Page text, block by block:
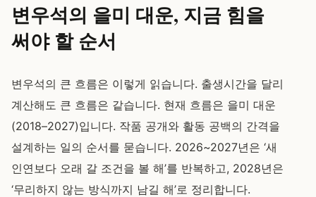
변우석의 을미 대운, 지금 힘을
써야 할 순서
변우석의 큰 흐름은 이렇게 읽습니다. 출생시간을 달리
계산해도 큰 흐름은 같습니다. 현재 흐름은 을미 대운
(2018–2027)입니다. 작품 공개와 활동 공백의 간격을
설계하는 일의 순서를 묻습니다. 2026~2027년은 ‘새
인연보다 오래 갈 조건을 볼 해’를 반복하고, 2028년은
‘무리하지 않는 방식까지 남길 해’로 정리합니다.